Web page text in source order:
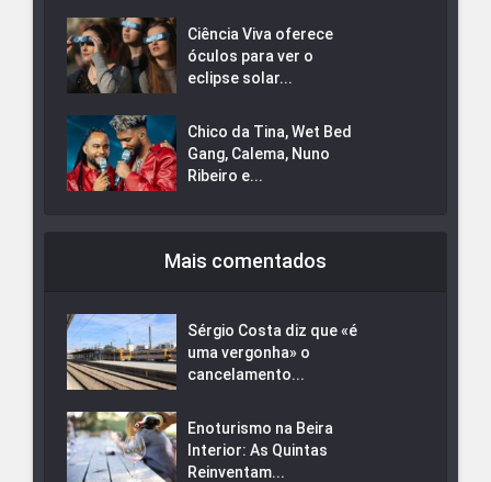
Ciência Viva oferece
óculos para ver o
eclipse solar...
Chico da Tina, Wet Bed
Gang, Calema, Nuno
Ribeiro e...
Mais comentados
Sérgio Costa diz que «é
uma vergonha» o
cancelamento...
Enoturismo na Beira
Interior: As Quintas
Reinventam...